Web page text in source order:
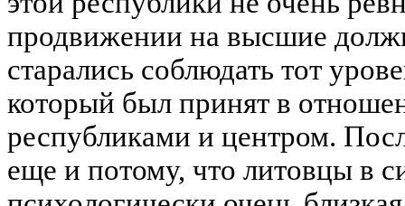
продвижении на высшие
старались соблюдать тот
который был принят в
республиками и центром.
еще и потому, что литовцы в